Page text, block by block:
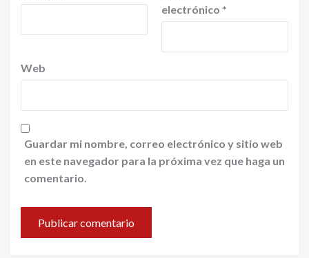
electrónico *
Web
Guardar mi nombre, correo electrónico y sitio web
en este navegador para la próxima vez que haga un
comentario.